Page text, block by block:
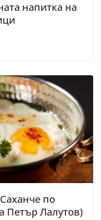
напитка на
по
Петър Лалутов)